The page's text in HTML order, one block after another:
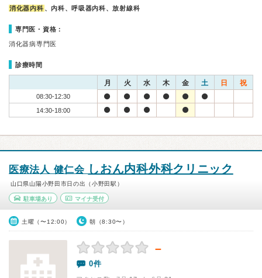
消化器内科 、内科、呼吸器内科、放射線科
専門医・資格：
消化器病専門医
診療時間
月 火 水 木 金 土 日 祝
08:30-12:30
14:30-18:00
医療法人 健仁会 しおん内科外科クリニック
山口県山陽小野田市日の出（小野田駅）
駐車場あり マイナ受付
土曜（〜12:00） 朝（8:30〜）
－
0件